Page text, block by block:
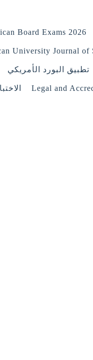
Board Exams 2026
University Journal of
تطبيق البورد الأمريكي
Legal and